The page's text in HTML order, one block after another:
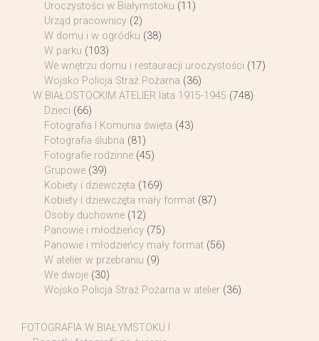
Uroczystości w Białymstoku (11)
Urząd pracownicy (2)
W domu i w ogródku (38)
W parku (103)
We wnętrzu domu i restauracji uroczystości (17)
Wojsko Policja Straż Pożarna (36)
W BIAŁOSTOCKIM ATELIER lata 1915-1945 (748)
Dzieci (66)
Fotografia I Komunia święta (43)
Fotografia ślubna (81)
Fotografie rodzinne (45)
Grupowe (39)
Kobiety i dziewczęta (169)
Kobiety i dziewczęta mały format (87)
Osoby duchowne (12)
Panowie i młodzieńcy (75)
Panowie i młodzieńcy mały format (56)
W atelier w przebraniu (9)
We dwoje (30)
Wojsko Policja Straż Pożarna w atelier (36)
FOTOGRAFIA W BIAŁYMSTOKU I